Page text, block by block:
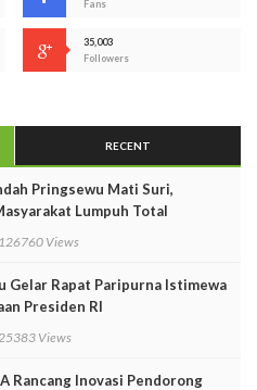
Fans
35,003
Followers
RECENT
Pringsewu Mati Suri,
Lumpuh Total
Views
Gelar Rapat Paripurna Istimewa
Presiden RI
Views
Rancang Inovasi Pendorong